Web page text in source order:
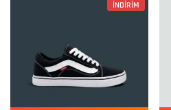
İNDİRİM